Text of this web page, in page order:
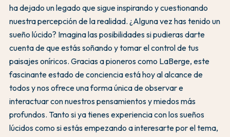
ha dejado un legado que sigue inspirando y cuestionando
nuestra percepción de la realidad. ¿Alguna vez has tenido un
sueño lúcido? Imagina las posibilidades si pudieras darte
cuenta de que estás soñando y tomar el control de tus
paisajes oníricos. Gracias a pioneros como LaBerge, este
fascinante estado de conciencia está hoy al alcance de
todos y nos ofrece una forma única de observar e
interactuar con nuestros pensamientos y miedos más
profundos. Tanto si ya tienes experiencia con los sueños
lúcidos como si estás empezando a interesarte por el tema,